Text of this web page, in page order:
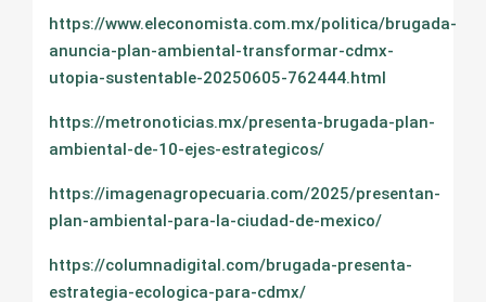
https://www.eleconomista.com.mx/politica/brugada-
anuncia-plan-ambiental-transformar-cdmx-
utopia-sustentable-20250605-762444.html
https://metronoticias.mx/presenta-brugada-plan-
ambiental-de-10-ejes-estrategicos/
https://imagenagropecuaria.com/2025/presentan-
plan-ambiental-para-la-ciudad-de-mexico/
https://columnadigital.com/brugada-presenta-
estrategia-ecologica-para-cdmx/